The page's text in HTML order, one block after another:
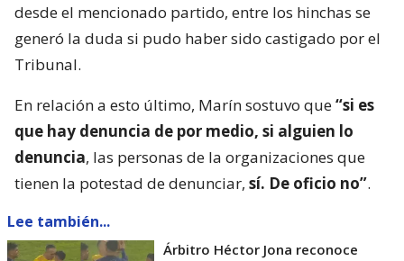
desde el mencionado partido, entre los hinchas se
generó la duda si pudo haber sido castigado por el
Tribunal.
En relación a esto último, Marín sostuvo que“si es
que hay denuncia de por medio, si alguien lo
denuncia, las personas de la organizaciones que
tienen la potestad de denunciar, sí. De oficio no”.
Lee también...
Árbitro Héctor Jona reconoce